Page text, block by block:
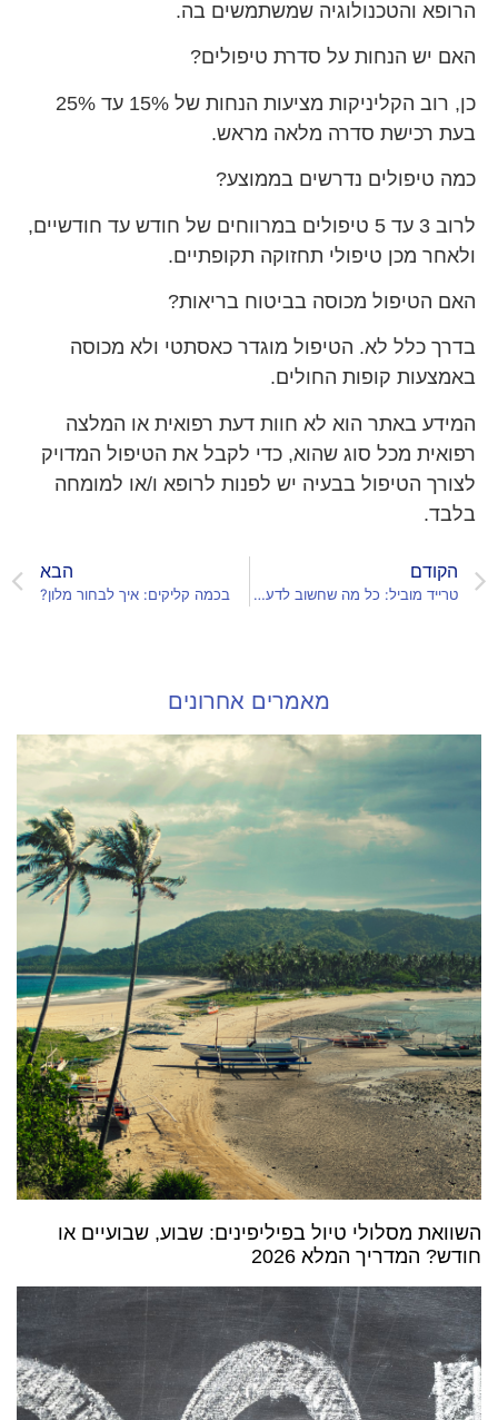
הרופא והטכנולוגיה שמשתמשים בה.
האם יש הנחות על סדרת טיפולים?
כן, רוב הקליניקות מציעות הנחות של 15% עד 25%
בעת רכישת סדרה מלאה מראש.
כמה טיפולים נדרשים בממוצע?
לרוב 3 עד 5 טיפולים במרווחים של חודש עד חודשיים,
ולאחר מכן טיפולי תחזוקה תקופתיים.
האם הטיפול מכוסה בביטוח בריאות?
בדרך כלל לא. הטיפול מוגדר כאסתטי ולא מכוסה
באמצעות קופות החולים.
המידע באתר הוא לא חוות דעת רפואית או המלצה
רפואית מכל סוג שהוא, כדי לקבל את הטיפול המדויק
לצורך הטיפול בבעיה יש לפנות לרופא ו/או למומחה
בלבד.
הקודם
טרייד מוביל: כל מה שחשוב לדעת לפני קניית רכב משומש
הבא
בכמה קליקים: איך לבחור מלון?
מאמרים אחרונים
השוואת מסלולי טיול בפיליפינים: שבוע, שבועיים או
חודש? המדריך המלא 2026